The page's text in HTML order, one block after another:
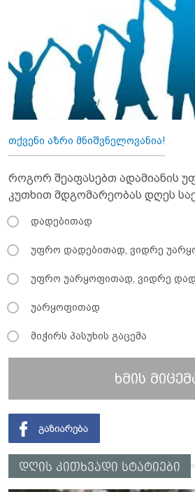
თქვენი აზრი მნიშვნელოვანია!
როგორ შეაფასებთ ადამიანის
კუთხით მდგომარეობას დღეს
დადებითად
უფრო დადებითად, ვიდრე
უფრო უარყოფითად, ვიდრე
უარყოფითად
მიჭირს პასუხის გაცემა
ხმის
დღის კითხვადი სტატიები